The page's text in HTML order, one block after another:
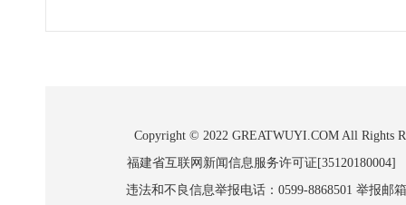
Copyright © 2022 GREATWUYI.COM All Rights
福建省互联网新闻信息服务许可证
违法和不良信息举报电话：0599-8868501 举报邮